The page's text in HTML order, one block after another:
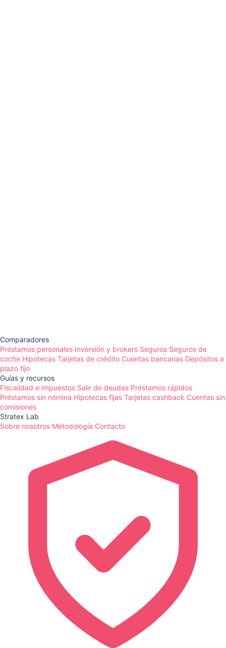
Comparadores
Préstamos personales Inversión y brokers Seguros Seguros de
coche Hipotecas Tarjetas de crédito Cuentas bancarias Depósitos a
plazo fijo
Guías y recursos
Fiscalidad e impuestos Salir de deudas Préstamos rápidos
Préstamos sin nómina Hipotecas fijas Tarjetas cashback Cuentas sin
comisiones
Stratex Lab
Sobre nosotros Metodología Contacto